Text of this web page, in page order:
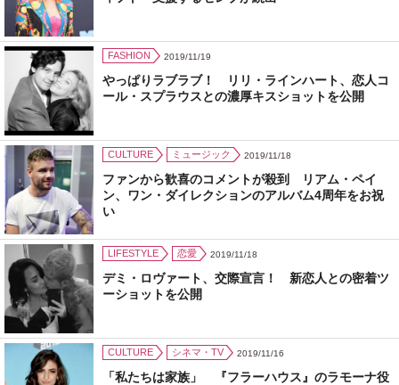
FASHION 2019/11/19
やっぱりラブラブ！ リリ・ラインハート、恋人コ
ール・スプラウスとの濃厚キスショットを公開
CULTURE ミュージック 2019/11/18
ファンから歓喜のコメントが殺到 リアム・ペイ
ン、ワン・ダイレクションのアルバム4周年をお祝
い
LIFESTYLE 恋愛 2019/11/18
デミ・ロヴァート、交際宣言！ 新恋人との密着ツ
ーショットを公開
CULTURE シネマ・TV 2019/11/16
「私たちは家族」 『フラーハウス』のラモーナ役